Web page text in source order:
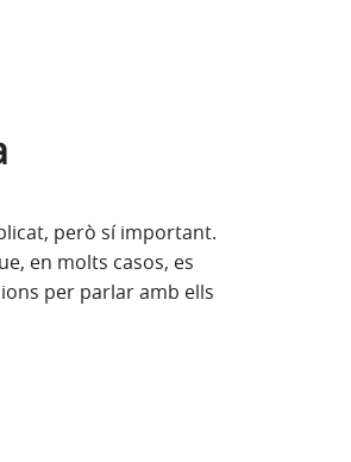
però sí important.
en molts casos, es
per parlar amb ells